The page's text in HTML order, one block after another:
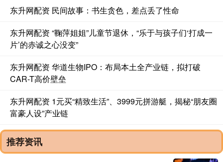
东升网配资 民间故事：书生贪色，差点丢了性命
东升网配资 “鞠萍姐姐”儿童节退休，“乐于与孩子们‘打成一
片’的赤诚之心没变”
东升网配资 华道生物IPO：布局本土全产业链，拟打破
CAR-T高价壁垒
东升网配资 1元买“精致生活”、3999元拼游艇，揭秘“朋友圈
富豪人设”产业链
推荐资讯